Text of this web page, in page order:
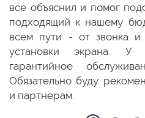
все объяснил и помог
подходящий к нашему
всем пути - от звонка
установки экрана.
гарантийное
Обязательно буду
и партнерам.